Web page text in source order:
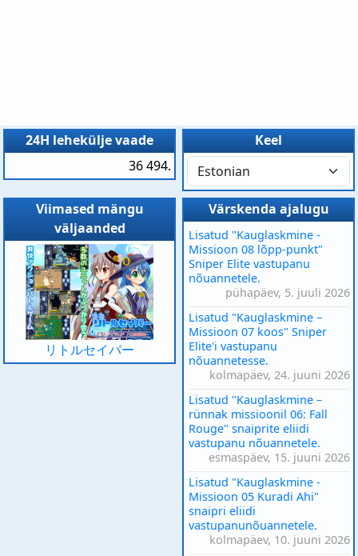
24H lehekülje vaade
36 494.
Keel
Viimased mängu
väljaanded
リトルセイバー
Värskenda ajalugu
Lisatud "Kauglaskmine -
Missioon 08 lõpp-punkt"
Sniper Elite vastupanu
nõuannetele.
pühapäev, 5. juuli 2026
Lisatud "Kauglaskmine –
Missioon 07 koos" Sniper
Elite'i vastupanu
nõuannetesse.
kolmapäev, 24. juuni 2026
Lisatud "Kauglaskmine –
rünnak missioonil 06: Fall
Rouge" snaiprite eliidi
vastupanu nõuannetele.
esmaspäev, 15. juuni 2026
Lisatud "Kauglaskmine -
Missioon 05 Kuradi Ahi"
snaipri eliidi
vastupanunõuannetele.
kolmapäev, 10. juuni 2026